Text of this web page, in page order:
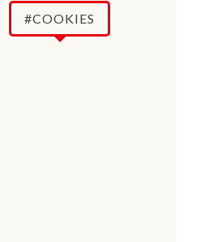
#COOKIES